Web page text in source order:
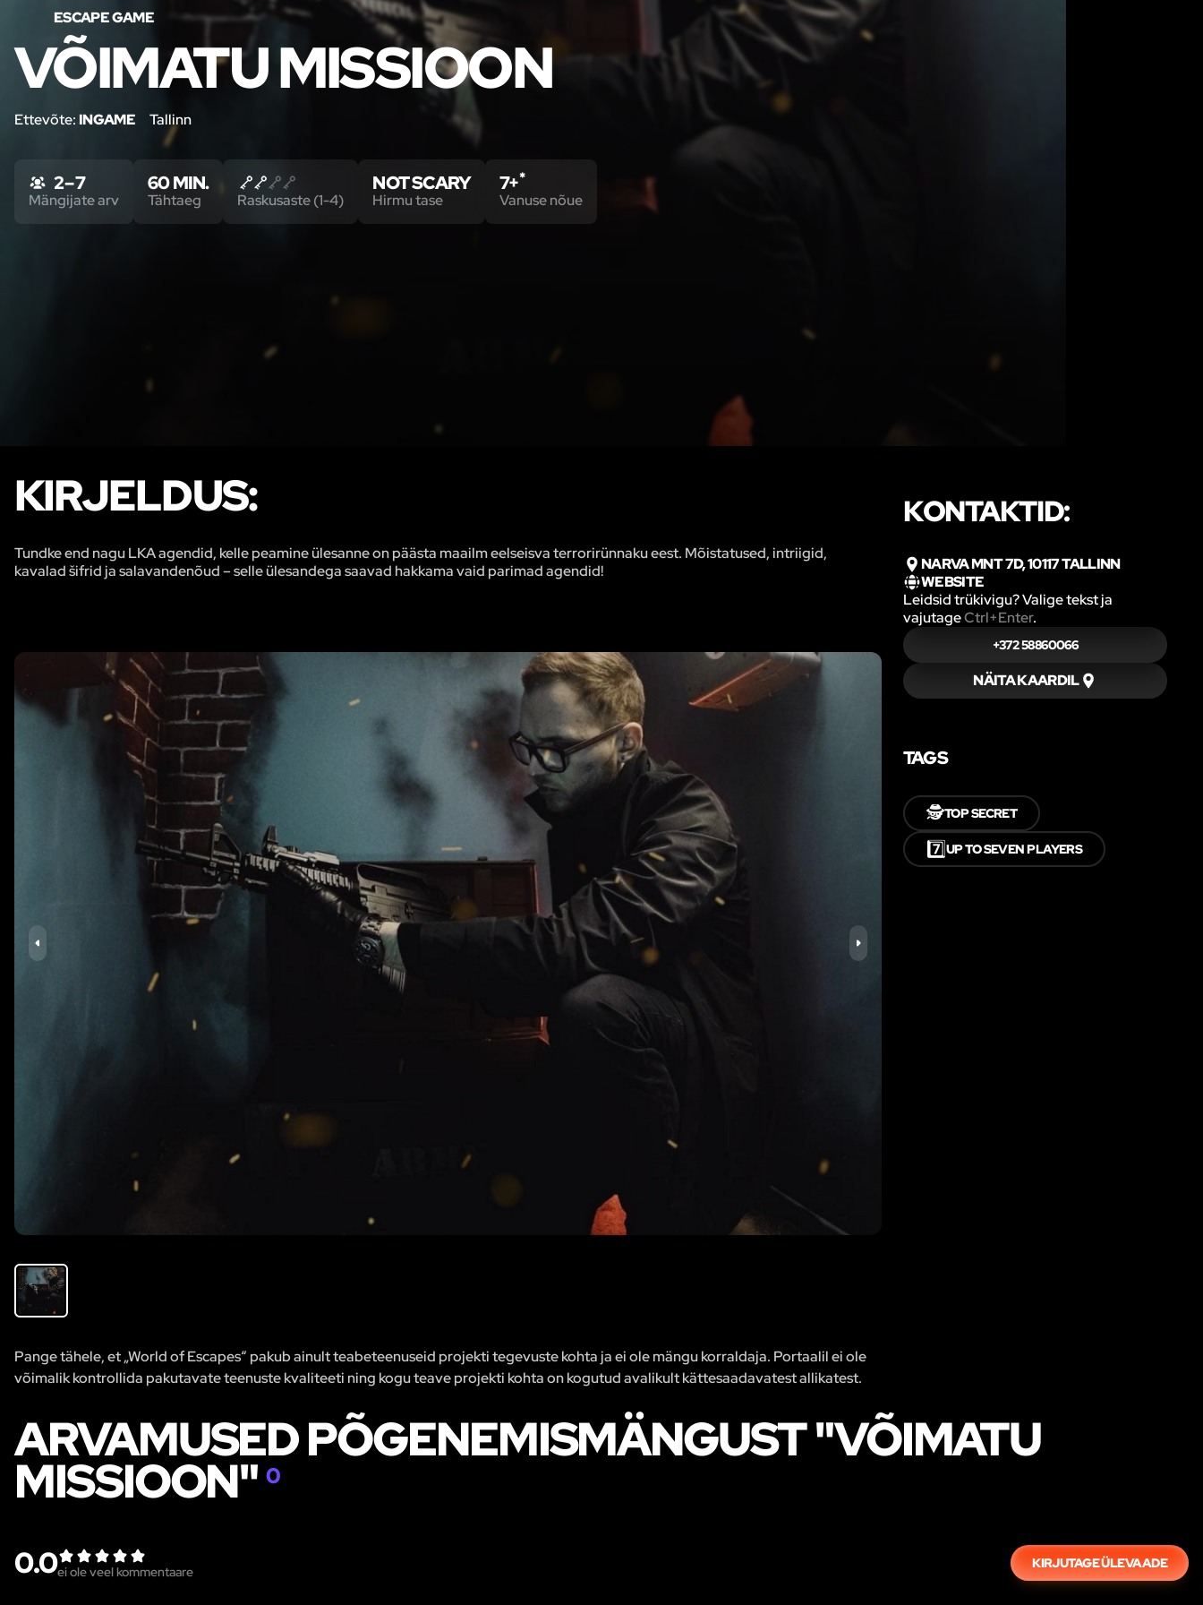
ESCAPE GAME
VÕIMATU MISSIOON
Ettevõte: INGAME Tallinn
2 – 7
Mängijate arv
60 MIN.
Tähtaeg Raskusaste (1-4)
NOT SCARY
Hirmu tase
7+*
Vanuse nõue
KIRJELDUS:
Tundke end nagu LKA agendid, kelle peamine ülesanne on päästa maailm eelseisva terrorirünnaku eest. Mõistatused, intriigid,
kavalad šifrid ja salavandenõud – selle ülesandega saavad hakkama vaid parimad agendid!
Pange tähele, et „World of Escapes“ pakub ainult teabeteenuseid projekti tegevuste kohta ja ei ole mängu korraldaja. Portaalil ei ole
võimalik kontrollida pakutavate teenuste kvaliteeti ning kogu teave projekti kohta on kogutud avalikult kättesaadavatest allikatest.
KONTAKTID:
NARVA MNT 7D, 10117 TALLINN
WEBSITE
Leidsid trükivigu? Valige tekst ja
vajutageCtrl+Enter.
+372 58860066
NÄITA KAARDIL
TAGS
🕵️TOP SECRET
7️⃣UP TO SEVEN PLAYERS
ARVAMUSED PÕGENEMISMÄNGUST "VÕIMATU
MISSIOON"0
0.0ei ole veel kommentaare
KIRJUTAGE ÜLEVAADE